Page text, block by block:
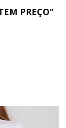
PREÇO"